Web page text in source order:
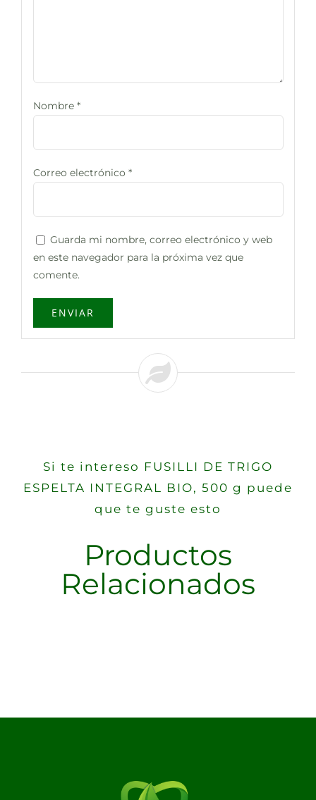
Nombre *
Correo electrónico *
Guarda mi nombre, correo electrónico y web
en este navegador para la próxima vez que
comente.
Si te intereso FUSILLI DE TRIGO
ESPELTA INTEGRAL BIO, 500 g puede
que te guste esto
Productos
Relacionados